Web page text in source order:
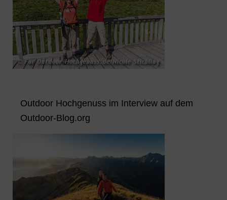
Outdoor Hochgenuss im Interview auf dem
Outdoor-Blog.org